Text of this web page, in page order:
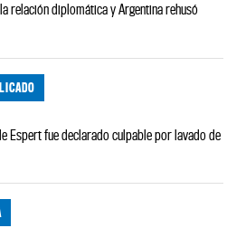
relación diplomática y Argentina rehusó
Espert fue declarado culpable por lavado de